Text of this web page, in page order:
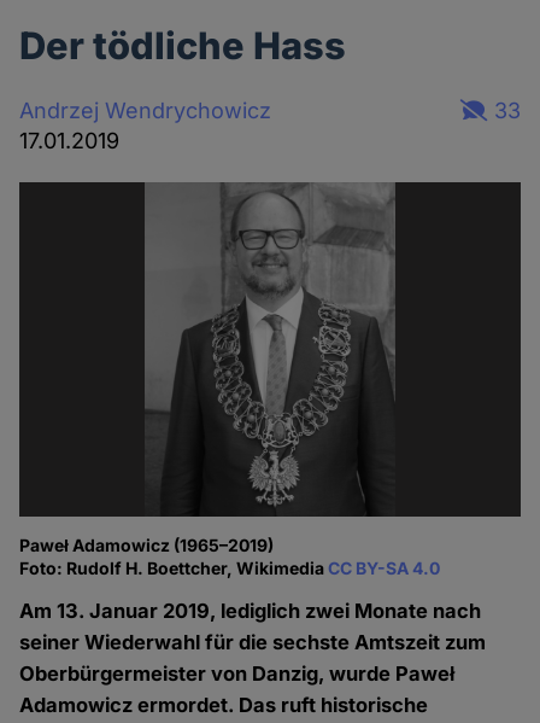
Der tödliche Hass
Andrzej Wendrychowicz
17.01.2019
33
Paweł Adamowicz (1965–2019)
Foto: Rudolf H. Boettcher, WikimediaCC BY-SA 4.0
Am 13. Januar 2019, lediglich zwei Monate nach
seiner Wiederwahl für die sechste Amtszeit zum
Oberbürgermeister von Danzig, wurde Paweł
Adamowicz ermordet. Das ruft historische